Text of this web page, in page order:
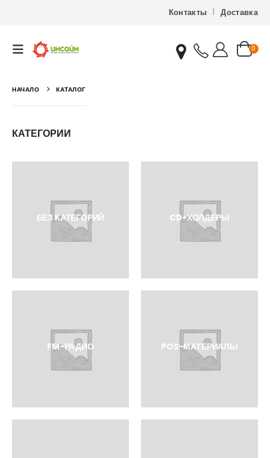
Контакты Доставка
0
НАЧАЛО КАТАЛОГ
КАТЕГОРИИ
БЕЗ КАТЕГОРИЙ CD-ХОЛДЕРЫ
FM-РАДИО POS-МАТЕРИАЛЫ